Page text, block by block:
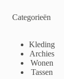
Categorieën
Kleding
Archies
Wonen
Tassen